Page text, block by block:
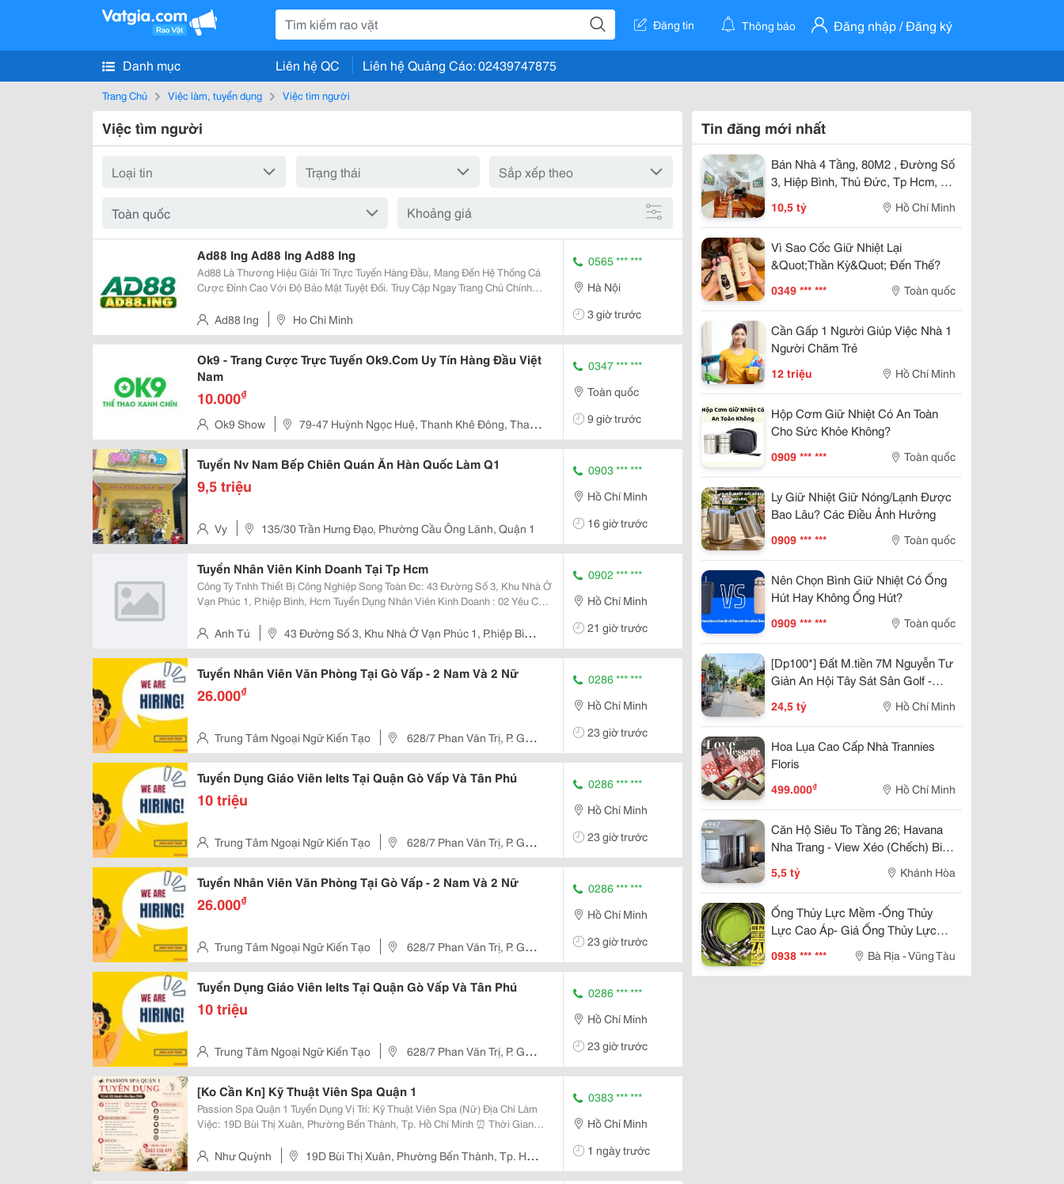
Đăng tin Thông báo Đăng nhập / Đăng ký
Danh mục Liên hệ QC Liên hệ Quảng Cáo: 02439747875
Trang Chủ Việc làm, tuyển dụng Việc tìm người
Việc tìm người
Khoảng giá
Ad88 Ing Ad88 Ing Ad88 Ing
Ad88 Là Thương Hiệu Giải Trí Trực Tuyến Hàng Đầu, Mang Đến Hệ Thống Cá
Cược Đỉnh Cao Với Độ Bảo Mật Tuyệt Đối. Truy Cập Ngay Trang Chủ Chính
Hàng Ngàn Ưu Đãi Hấp Dẫn Mỗi Ngày.
Ad88 Ing Ho Chi Minh
0565 *** ***
Hà Nội
3 giờ trước
Ok9 - Trang Cược Trực Tuyến Ok9.Com Uy Tín Hàng Đầu Việt
Nam
10.000₫
Ok9 Show
79-47 Huỳnh Ngọc Huệ, Thanh Khê Đông, Thanh
Khê, Đà Nẵng
0347 *** ***
Toàn quốc
9 giờ trước
Tuyển Nv Nam Bếp Chiên Quán Ăn Hàn Quốc Làm Q1
9,5 triệu
Vy 135/30 Trần Hưng Đạo, Phường Cầu Ông Lãnh, Quận 1
0903 *** ***
Hồ Chí Minh
16 giờ trước
Tuyển Nhân Viên Kinh Doanh Tại Tp Hcm
Công Ty Tnhh Thiết Bị Công Nghiệp Song Toàn Đc: 43 Đường Số 3, Khu Nhà Ở
Vạn Phúc 1, P.hiệp Bình, Hcm Tuyển Dụng Nhân Viên Kinh Doanh : 02 Yêu Cầu
Tiếp Tốt. - Có Khả...
Anh Tú
43 Đường Số 3, Khu Nhà Ở Vạn Phúc 1, P.hiệp Bình,
Hcm.
0902 *** ***
Hồ Chí Minh
21 giờ trước
Tuyển Nhân Viên Văn Phòng Tại Gò Vấp - 2 Nam Và 2 Nữ
26.000₫
Trung Tâm Ngoại Ngữ Kiến Tạo
628/7 Phan Văn Trị, P. Gò
Vấp
0286 *** ***
Hồ Chí Minh
23 giờ trước
Tuyển Dụng Giáo Viên Ielts Tại Quận Gò Vấp Và Tân Phú
10 triệu
Trung Tâm Ngoại Ngữ Kiến Tạo
628/7 Phan Văn Trị, P. Gò
Vấp
0286 *** ***
Hồ Chí Minh
23 giờ trước
Tuyển Nhân Viên Văn Phòng Tại Gò Vấp - 2 Nam Và 2 Nữ
26.000₫
Trung Tâm Ngoại Ngữ Kiến Tạo
628/7 Phan Văn Trị, P. Gò
Vấp
0286 *** ***
Hồ Chí Minh
23 giờ trước
Tuyển Dụng Giáo Viên Ielts Tại Quận Gò Vấp Và Tân Phú
10 triệu
Trung Tâm Ngoại Ngữ Kiến Tạo
628/7 Phan Văn Trị, P. Gò
Vấp
0286 *** ***
Hồ Chí Minh
23 giờ trước
[Ko Cần Kn] Kỹ Thuật Viên Spa Quận 1
Passion Spa Quận 1 Tuyển Dụng Vị Trí: Kỹ Thuật Viên Spa (Nữ) Địa Chỉ Làm
Việc: 19D Bùi Thị Xuân, Phường Bến Thành, Tp. Hồ Chí Minh ⏰ Thời Gian
Công Việc - Thực...
Như Quỳnh
19D Bùi Thị Xuân, Phường Bến Thành, Tp. Hồ
Chí Minh
0383 *** ***
Hồ Chí Minh
1 ngày trước
Tin đăng mới nhất
Bán Nhà 4 Tầng, 80M2 , Đường Số
3, Hiệp Bình, Thủ Đức, Tp Hcm, Sổ
Hồng Riêng, Giá 10.5 Tỷ.
10,5 tỷ Hồ Chí Minh
Vì Sao Cốc Giữ Nhiệt Lại
&Quot;Thần Kỳ&Quot; Đến Thế?
0349 *** *** Toàn quốc
Cần Gấp 1 Người Giúp Việc Nhà 1
Người Chăm Trẻ
12 triệu Hồ Chí Minh
Hộp Cơm Giữ Nhiệt Có An Toàn
Cho Sức Khỏe Không?
0909 *** *** Toàn quốc
Ly Giữ Nhiệt Giữ Nóng/Lạnh Được
Bao Lâu? Các Điều Ảnh Hưởng
0909 *** *** Toàn quốc
Nên Chọn Bình Giữ Nhiệt Có Ống
Hút Hay Không Ống Hút?
0909 *** *** Toàn quốc
[Dp100*] Đất M.tiền 7M Nguyễn Tư
Giản An Hội Tây Sát Sân Golf -
24,5 tỷ Hồ Chí Minh
Hoa Lụa Cao Cấp Nhà Trannies
Floris
499.000₫ Hồ Chí Minh
Căn Hộ Siêu To Tầng 26; Havana
Nha Trang - View Xéo (Chếch) Biển
Trần Phú Thuê 25Tr/Tháng 5,5 Tỷ
5,5 tỷ Khánh Hòa
Ống Thủy Lực Mềm -Ống Thủy
Lực Cao Áp- Giá Ống Thủy Lực
-Ống Dầu Thủy Lực- Ống Dầu
Thủy Lực 1 2- Ống Thủy Lực Phi
21- Ống Thủy Lực 1 4 -Ống Thủy
0938 *** *** Bà Rịa - Vũng Tàu